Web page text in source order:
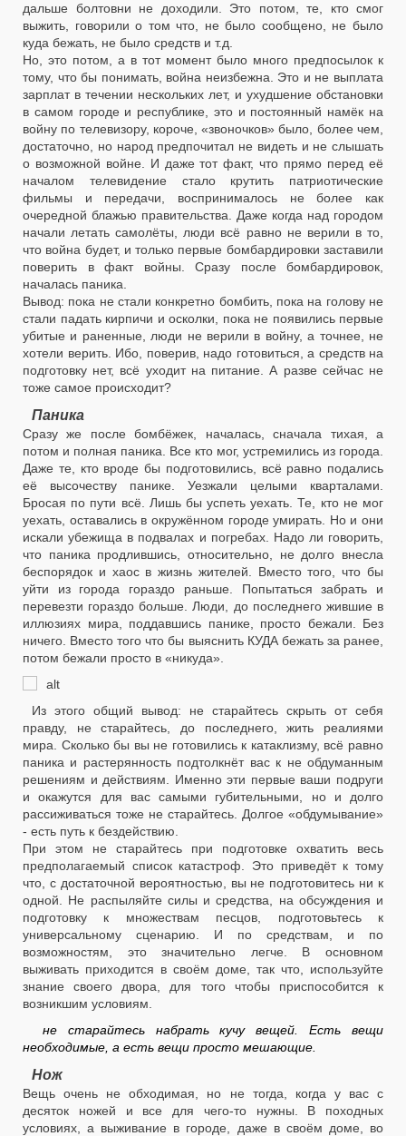
дальше болтовни не доходили. Это потом, те, кто смог
выжить, говорили о том что, не было сообщено, не было
куда бежать, не было средств и т.д.
Но, это потом, а в тот момент было много предпосылок к
тому, что бы понимать, война неизбежна. Это и не выплата
зарплат в течении нескольких лет, и ухудшение обстановки
в самом городе и республике, это и постоянный намёк на
войну по телевизору, короче, «звоночков» было, более чем,
достаточно, но народ предпочитал не видеть и не слышать
о возможной войне. И даже тот факт, что прямо перед её
началом телевидение стало крутить патриотические
фильмы и передачи, воспринималось не более как
очередной блажью правительства. Даже когда над городом
начали летать самолёты, люди всё равно не верили в то,
что война будет, и только первые бомбардировки заставили
поверить в факт войны. Сразу после бомбардировок,
началась паника.
Вывод: пока не стали конкретно бомбить, пока на голову не
стали падать кирпичи и осколки, пока не появились первые
убитые и раненные, люди не верили в войну, а точнее, не
хотели верить. Ибо, поверив, надо готовиться, а средств на
подготовку нет, всё уходит на питание. А разве сейчас не
тоже самое происходит?
Паника
Сразу же после бомбёжек, началась, сначала тихая, а
потом и полная паника. Все кто мог, устремились из города.
Даже те, кто вроде бы подготовились, всё равно подались
её высочеству панике. Уезжали целыми кварталами.
Бросая по пути всё. Лишь бы успеть уехать. Те, кто не мог
уехать, оставались в окружённом городе умирать. Но и они
искали убежища в подвалах и погребах. Надо ли говорить,
что паника продлившись, относительно, не долго внесла
беспорядок и хаос в жизнь жителей. Вместо того, что бы
уйти из города гораздо раньше. Попытаться забрать и
перевезти гораздо больше. Люди, до последнего жившие в
иллюзиях мира, поддавшись панике, просто бежали. Без
ничего. Вместо того что бы выяснить КУДА бежать за ранее,
потом бежали просто в «никуда».
Из этого общий вывод: не старайтесь скрыть от себя
правду, не старайтесь, до последнего, жить реалиями
мира. Сколько бы вы не готовились к катаклизму, всё равно
паника и растерянность подтолкнёт вас к не обдуманным
решениям и действиям. Именно эти первые ваши подруги
и окажутся для вас самыми губительными, но и долго
рассиживаться тоже не старайтесь. Долгое «обдумывание»
- есть путь к бездействию.
При этом не старайтесь при подготовке охватить весь
предполагаемый список катастроф. Это приведёт к тому
что, с достаточной вероятностью, вы не подготовитесь ни к
одной. Не распыляйте силы и средства, на обсуждения и
подготовку к множествам песцов, подготовьтесь к
универсальному сценарию. И по средствам, и по
возможностям, это значительно легче. В основном
выживать приходится в своём доме, так что, используйте
знание своего двора, для того чтобы приспособится к
возникшим условиям.
не старайтесь набрать кучу вещей. Есть вещи
необходимые, а есть вещи просто мешающие.
Нож
Вещь очень не обходимая, но не тогда, когда у вас с
десяток ножей и все для чего-то нужны. В походных
условиях, а выживание в городе, даже в своём доме, во